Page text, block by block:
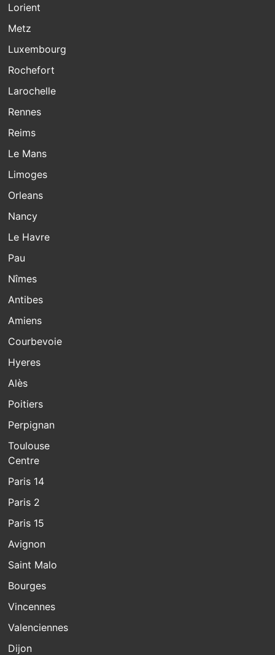
Lorient
Metz
Luxembourg
Rochefort
Larochelle
Rennes
Reims
Le Mans
Limoges
Orleans
Nancy
Le Havre
Pau
Nîmes
Antibes
Amiens
Courbevoie
Hyeres
Alès
Poitiers
Perpignan
Toulouse
Centre
Paris 14
Paris 2
Paris 15
Avignon
Saint Malo
Bourges
Vincennes
Valenciennes
Dijon